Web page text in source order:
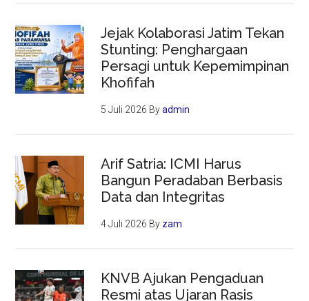
Jejak Kolaborasi Jatim Tekan
Stunting: Penghargaan
Persagi untuk Kepemimpinan
Khofifah
5 Juli 2026 Byadmin
Arif Satria: ICMI Harus
Bangun Peradaban Berbasis
Data dan Integritas
4 Juli 2026 By zam
KNVB Ajukan Pengaduan
Resmi atas Ujaran Rasis